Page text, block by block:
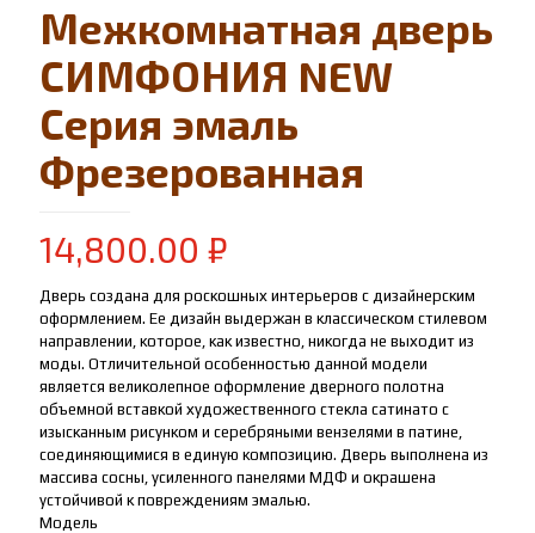
Межкомнатная дверь
СИМФОНИЯ NEW
Серия эмаль
Фрезерованная
14,800.00 ₽
Дверь создана для роскошных интерьеров с дизайнерским
оформлением. Ее дизайн выдержан в классическом стилевом
направлении, которое, как известно, никогда не выходит из
моды. Отличительной особенностью данной модели
является великолепное оформление дверного полотна
объемной вставкой художественного стекла сатинато с
изысканным рисунком и серебряными вензелями в патине,
соединяющимися в единую композицию. Дверь выполнена из
массива сосны, усиленного панелями МДФ и окрашена
устойчивой к повреждениям эмалью.
Модель